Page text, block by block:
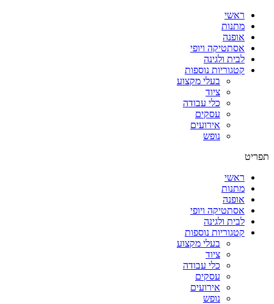
ראשי
מתנות
אופנה
אסתטיקה ויופי
לבית ולגינה
קטגוריות נוספות
בעלי מקצוע
ציוד
כלי עבודה
עסקים
אירועים
נופש
תפריט
ראשי
מתנות
אופנה
אסתטיקה ויופי
לבית ולגינה
קטגוריות נוספות
בעלי מקצוע
ציוד
כלי עבודה
עסקים
אירועים
נופש